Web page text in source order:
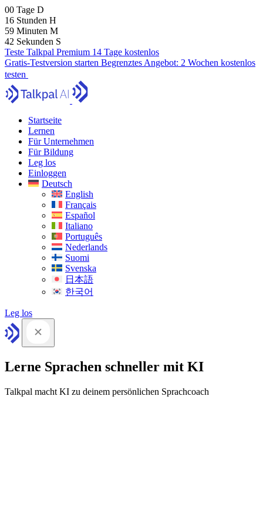
00 Tage D
16 Stunden H
59 Minuten M
41 Sekunden S
Teste Talkpal Premium 14 Tage kostenlos
Gratis-Testversion starten Begrenztes Angebot: 2 Wochen kostenlos
testen
Startseite
Lernen
Für Unternehmen
Für Bildung
Leg los
Einloggen
Deutsch
English
Français
Español
Italiano
Português
Nederlands
Suomi
Svenska
日本語
한국어
Leg los
Lerne Sprachen schneller mit KI
Talkpal macht KI zu deinem persönlichen Sprachcoach